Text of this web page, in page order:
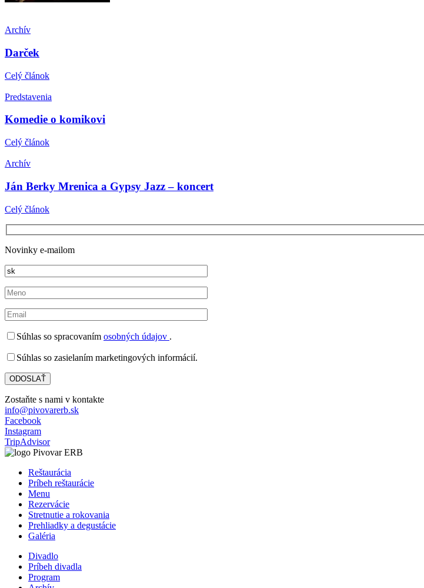
Archív
Darček
Celý článok
Predstavenia
Komedie o komikovi
Celý článok
Archív
Ján Berky Mrenica a Gypsy Jazz – koncert
Celý článok
Novinky e-mailom
Súhlas so spracovaním osobných údajov .
Súhlas so zasielaním marketingových informácií.
Zostaňte s nami v kontakte
info@pivovarerb.sk
Facebook
Instagram
TripAdvisor
Reštaurácia
Príbeh reštaurácie
Menu
Rezervácie
Stretnutie a rokovania
Prehliadky a degustácie
Galéria
Divadlo
Príbeh divadla
Program